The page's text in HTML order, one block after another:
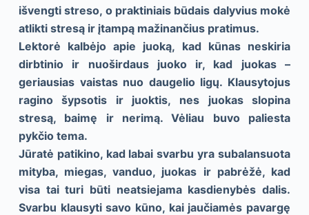
išvengti streso, o praktiniais būdais dalyvius mokė
atlikti stresą ir įtampą mažinančius pratimus.
Lektorė kalbėjo apie juoką, kad kūnas neskiria
dirbtinio ir nuoširdaus juoko ir, kad juokas –
geriausias vaistas nuo daugelio ligų. Klausytojus
ragino šypsotis ir juoktis, nes juokas slopina
stresą, baimę ir nerimą. Vėliau buvo paliesta
pykčio tema.
Jūratė patikino, kad labai svarbu yra subalansuota
mityba, miegas, vanduo, juokas ir pabrėžė, kad
visa tai turi būti neatsiejama kasdienybės dalis.
Svarbu klausyti savo kūno, kai jaučiamės pavargę